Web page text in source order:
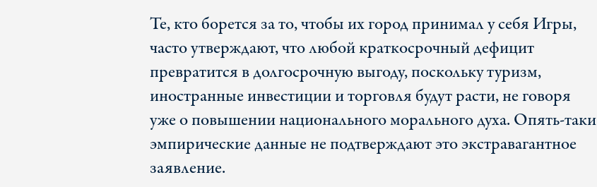
Те, кто борется за то, чтобы их город принимал у себя Игры,
часто утверждают, что любой краткосрочный дефицит
превратится в долгосрочную выгоду, поскольку туризм,
иностранные инвестиции и торговля будут расти, не говоря
уже о повышении национального морального духа. Опять-таки
эмпирические данные не подтверждают это экстравагантное
заявление.